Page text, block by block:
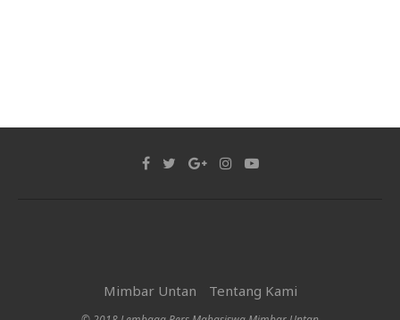
Mimbar Untan Tentang Kami